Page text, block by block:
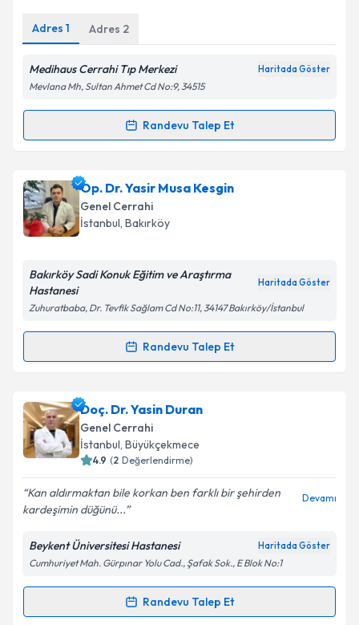
Kişisel verilerimin işlenmesine ilişkinAydınlatma
Metni'ni okudum ve kişisel verilerimin belirtilen
kapsamda işlenmesini kabul ediyorum.
Takvim Talebini Gönder
Adres 1 Adres 2
Medihaus Cerrahi Tıp Merkezi Haritada Göster
Mevlana Mh, Sultan Ahmet Cd No:9, 34515
Randevu Talep Et
Randevu Takvimi Talebi
Yrd. Doç. Dr. Murat Kayağiçin randevu takvimi
talebi oluşturun. Size bu uzmandan randevu almanız
için bir takvim hazırlandığında e-posta ile
bilgilendireceğiz.
Kişisel verilerimin işlenmesine ilişkin
Metni'ni okudum ve kişisel verilerimin belirtilen
Takvim Talebini Gönder
Op. Dr. Yasir Musa Kesgin
Genel Cerrahi
İstanbul, Bakırköy
Bakırköy Sadi Konuk Eğitim ve Araştırma
Hastanesi
Haritada Göster
Zuhuratbaba, Dr. Tevfik Sağlam Cd No:11, 34147 Bakırköy/İstanbul
Randevu Talep Et
Randevu Takvimi Talebi
Op. Dr. Yasir Musa Kesginiçin randevu takvimi
talebi oluşturun. Size bu uzmandan randevu almanız
için bir takvim hazırlandığında e-posta ile
bilgilendireceğiz.
E-posta Adresiniz
Kişisel verilerimin işlenmesine ilişkinAydınlatma
Metni'ni okudum ve kişisel verilerimin belirtilen
kapsamda işlenmesini kabul ediyorum.
Doç. Dr. Yasin Duran
Genel Cerrahi
İstanbul, Büyükçekmece
4.9 (2 Değerlendirme)
Kan aldırmaktan bile korkan ben farklı bir şehirden
kardeşimin düğünü...
Devamı
Beykent Üniversitesi Hastanesi Haritada Göster
Cumhuriyet Mah. Gürpınar Yolu Cad., Şafak Sok., E Blok No:1
Randevu Talep Et
Randevu Takvimi Talebi